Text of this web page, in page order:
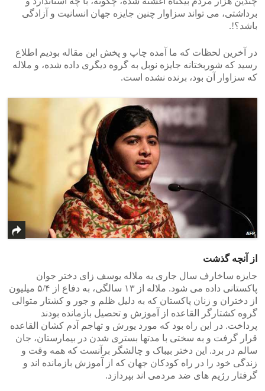
برداشتی، می تواند سزاوار چنین جایزه جهان انسانیت و آزادگی
باشد؟!.
در آخرین لحظات که ما آمده چاپ و پخش این مقاله بودیم اطلاع
رسید که شوربختانه جایزه نوبل به گروه دیگری داده شده، و ملاله
که سزاوار آن بود، برنده نشده است.
از آنچه گذشت
جایزه ساخارف سال جاری به ملاله یوسف زای دختر جوان
پاکستانی داده می شود. ملاله از ۱۳ سالگی، به دفاع از ۵/۴ میلیون
از دختران و زنان پاکستان که به دلیل ظلم و جور و کشتار متوالی
گروه کشتارگر القاعده از آموزش و تحصیل بازمانده بودند
پرداخت. در این راه بود که مورد یورش و تهاجم آدم کشان القاعده
قرار گرفت و به سختی با مدتها بستری شدن در بیمارستان، جان
سالم در برد. این دختر بیباک و چالشگر برآنست که همه وقت و
زندگی خود را در راه کودکان جهان که از آموزش بازمانده اند و
گرفتار رژیم های ضد مردمی اند بپردازد.